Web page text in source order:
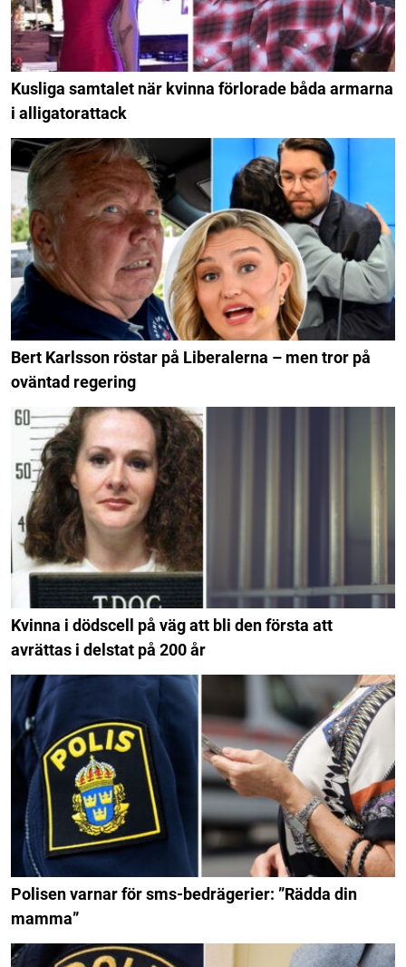
Kusliga samtalet när kvinna förlorade båda armarna
i alligatorattack
Bert Karlsson röstar på Liberalerna – men tror på
oväntad regering
Kvinna i dödscell på väg att bli den första att
avrättas i delstat på 200 år
Polisen varnar för sms-bedrägerier: ”Rädda din
mamma”